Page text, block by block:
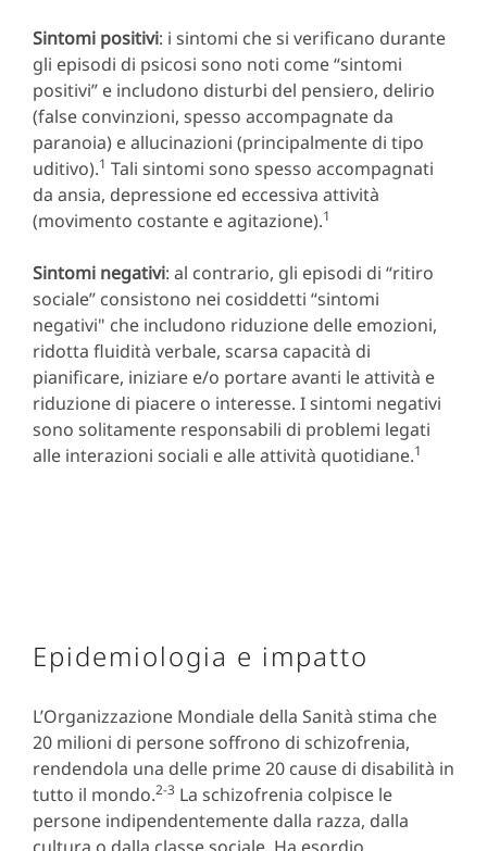
Sintomi positivi: i sintomi che si verificano durante
gli episodi di psicosi sono noti come “sintomi
positivi” e includono disturbi del pensiero, delirio
(false convinzioni, spesso accompagnate da
paranoia) e allucinazioni (principalmente di tipo
uditivo).1 Tali sintomi sono spesso accompagnati
da ansia, depressione ed eccessiva attività
(movimento costante e agitazione).1
Sintomi negativi: al contrario, gli episodi di “ritiro
sociale” consistono nei cosiddetti “sintomi
negativi" che includono riduzione delle emozioni,
ridotta fluidità verbale, scarsa capacità di
pianificare, iniziare e/o portare avanti le attività e
riduzione di piacere o interesse. I sintomi negativi
sono solitamente responsabili di problemi legati
alle interazioni sociali e alle attività quotidiane.1
Epidemiologia e impatto
L’Organizzazione Mondiale della Sanità stima che
20 milioni di persone soffrono di schizofrenia,
rendendola una delle prime 20 cause di disabilità in
tutto il mondo.2-3 La schizofrenia colpisce le
persone indipendentemente dalla razza, dalla